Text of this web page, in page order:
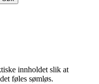
innholdet slik at
føles sømløs.